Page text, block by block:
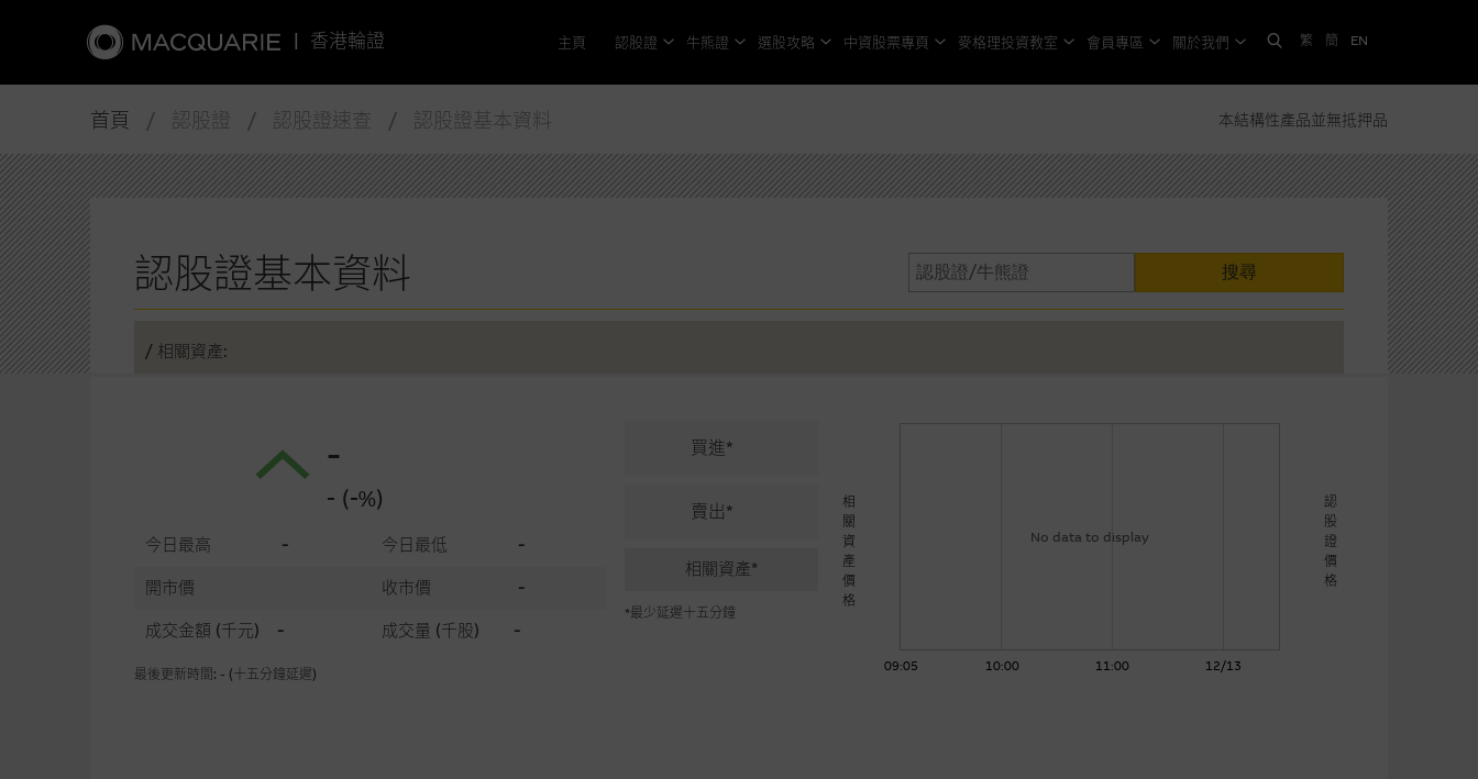
| 香港輪證 主頁 認股證 牛熊證 選股攻略 中資股票專頁 麥格理投資教室 會員專區 關於我們 繁 簡 EN
首頁 / 認股證 / 認股證速查 / 認股證基本資料 本結構性產品並無抵押品
認股證基本資料 搜尋
/ 相關資產:
-
- (-%)
今日最高 - 今日最低
-
開市價
收市價
-
成交金額 (千元) - 成交量 (千股) -
最後更新時間: - (十五分鐘延遲)
買進*
賣出*
相關資產*
*最少延遲十五分鐘
No data to display
09:05 10:00 11:00 12/13
認
股
證
價
格
相
關
資
產
價
格